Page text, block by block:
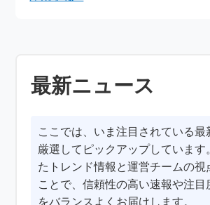
最新ニュース
ここでは、いま注目されている最
厳選してピックアップしています
たトレンド情報と運営チームの視
ことで、信頼性の高い速報や注目
をバランスよくお届けします。